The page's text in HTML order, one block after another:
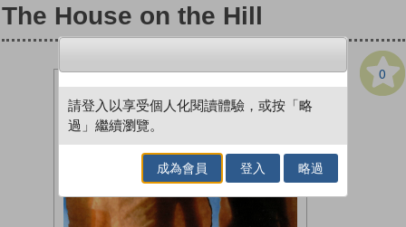
The House on the Hill
0
請登入以享受個人化閱讀體驗，或按「略
過」繼續瀏覽。
成為會員 登入 略過